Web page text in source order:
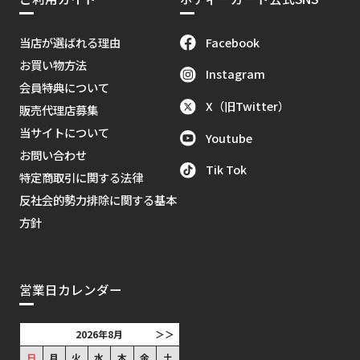
当店が選ばれる理由
お買い物方法
会員特典について
販売代理店募集
当サイトについて
お問い合わせ
特定商取引に関する法律
反社会的勢力排除に関する基本
方針
Facebook
Instagram
X（旧Twitter）
Youtube
Tik Tok
営業日カレンダー
＞＞
2026年8月